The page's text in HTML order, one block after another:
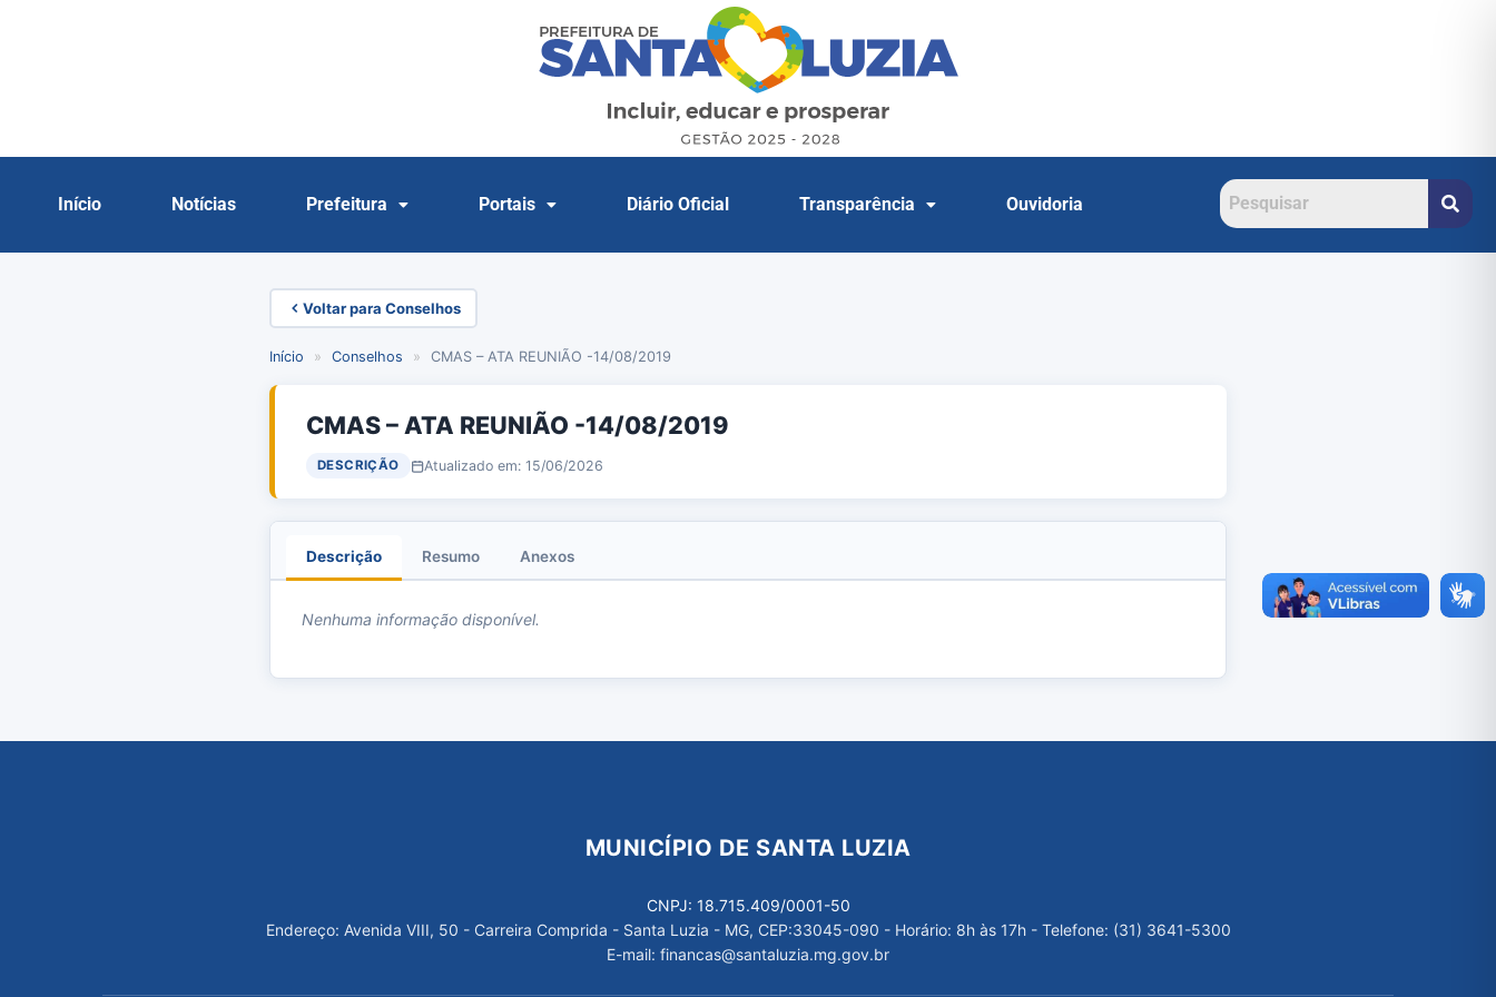
Início Notícias Prefeitura Portais Diário Oficial Transparência Ouvidoria
Voltar para Conselhos
Início » Conselhos » CMAS – ATA REUNIÃO -14/08/2019
CMAS – ATA REUNIÃO -14/08/2019
DESCRIÇÃO Atualizado em: 15/06/2026
Descrição Resumo Anexos
Nenhuma informação disponível.
MUNICÍPIO DE SANTA LUZIA
CNPJ: 18.715.409/0001-50
Endereço: Avenida VIII, 50 - Carreira Comprida - Santa Luzia - MG, CEP:33045-090 - Horário: 8h às 17h - Telefone: (31) 3641-5300
E-mail: financas@santaluzia.mg.gov.br